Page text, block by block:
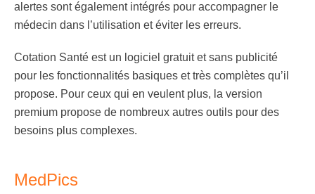
alertes sont également intégrés pour accompagner le
médecin dans l’utilisation et éviter les erreurs.
Cotation Santé est un logiciel gratuit et sans publicité
pour les fonctionnalités basiques et très complètes qu’il
propose. Pour ceux qui en veulent plus, la version
premium propose de nombreux autres outils pour des
besoins plus complexes.
MedPics